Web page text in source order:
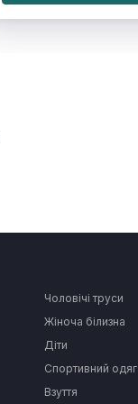
Чоловічі труси
Жіноча білизна
Діти
Спортивний одяг
Взуття